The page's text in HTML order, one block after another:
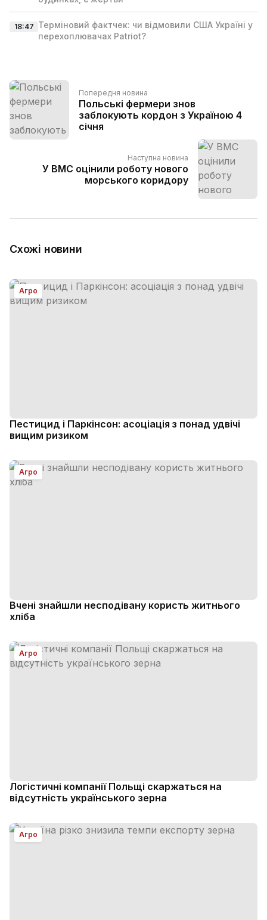
18:47 Терміновий фактчек: чи відмовили США Україні у
перехоплювачах Patriot?
Попередня новина
Польські фермери знов
заблокують кордон з Україною 4
січня
Наступна новина
У ВМС оцінили роботу нового
морського коридору
Схожі новини
Агро
Пестицид і Паркінсон: асоціація з понад удвічі
вищим ризиком
Агро
Вчені знайшли несподівану користь житнього
хліба
Агро
Логістичні компанії Польщі скаржаться на
відсутність українського зерна
Агро